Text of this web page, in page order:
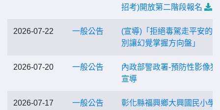
招考)開放第二階段報名
2026-07-22 一般公告
(宣導)「拒絕毒駕走平安的
別讓幻覺掌握方向盤」
2026-07-20 一般公告
內政部警政署-預防性影像犯
宣導
2026-07-17 一般公告
彰化縣福興鄉大興國民小學